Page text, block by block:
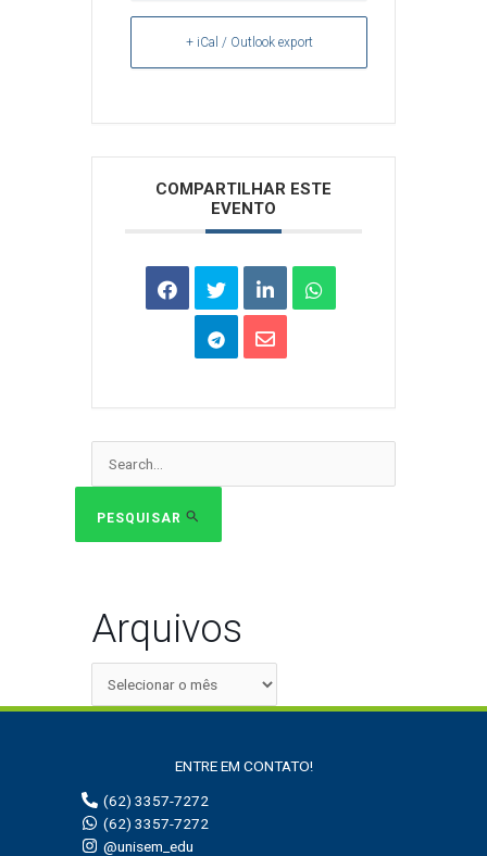
+ iCal / Outlook export
COMPARTILHAR ESTE
EVENTO
Pesquisar
PESQUISAR
Arquivos
ENTRE EM CONTATO!
(62) 3357-7272
(62) 3357-7272
@unisem_edu